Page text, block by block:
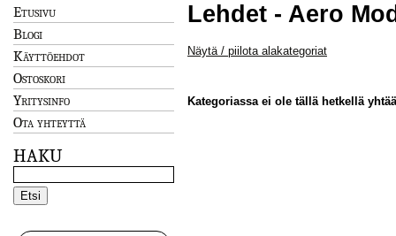
Etusivu
Blogi
Käyttöehdot
Ostoskori
Yritysinfo
Ota yhteyttä
HAKU
Lehdet - Aero
Näytä / piilota alakategoriat
Kategoriassa ei ole tällä hetkellä